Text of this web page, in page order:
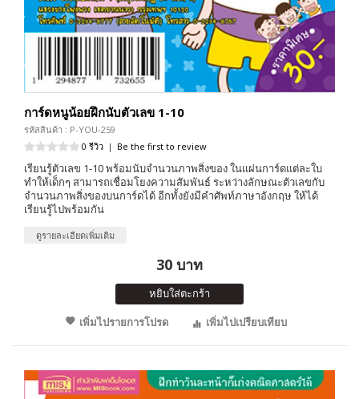
การ์ดหนูน้อยฝึกนับตัวเลข 1-10
รหัสสินค้า : P-YOU-259
0 รีวิว | Be the first to review
เรียนรู้ตัวเลข 1-10 พร้อมนับจำนวนภาพสิ่งของ ในแผ่นการ์ดแต่ละใบ
ทำให้เด็กๆ สามารถเชื่อมโยงความสัมพันธ์ ระหว่างลักษณะตัวเลขกับ
จำนวนภาพสิ่งของบนการ์ดได้ อีกทั้งยังมีคำศัพท์ภาษาอังกฤษ ให้ได้
เรียนรู้ไปพร้อมกัน
ดูรายละเอียดเพิ่มเติม
30 บาท
หยิบใส่ตะกร้า
เพิ่มไปรายการโปรด
เพิ่มไปเปรียบเทียบ